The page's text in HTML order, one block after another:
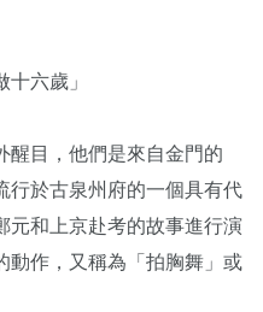
六歲」
醒目，他們是來自金門的
行於古泉州府的一個具有代
元和上京赴考的故事進行演
動作，又稱為「拍胸舞」或